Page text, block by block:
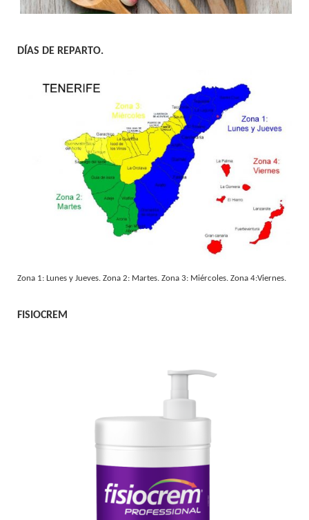
DÍAS DE REPARTO.
Zona 1: Lunes y Jueves. Zona 2: Martes. Zona 3: Miércoles. Zona 4:Viernes.
FISIOCREM